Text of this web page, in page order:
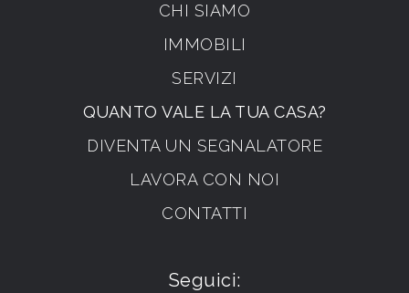
CHI SIAMO
IMMOBILI
SERVIZI
QUANTO VALE LA TUA CASA?
DIVENTA UN SEGNALATORE
LAVORA CON NOI
CONTATTI
Seguici: